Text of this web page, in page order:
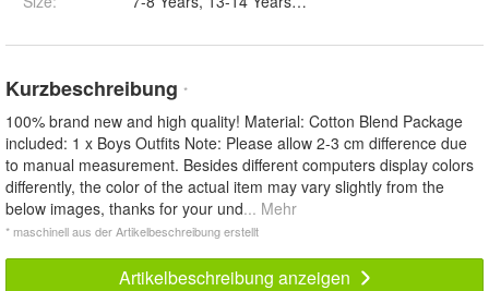
Kurzbeschreibung *
100% brand new and high quality! Material: Cotton Blend Package
included: 1 x Boys Outfits Note: Please allow 2-3 cm difference due
to manual measurement. Besides different computers display colors
differently, the color of the actual item may vary slightly from the
below images, thanks for your und... Mehr
* maschinell aus der Artikelbeschreibung erstellt
Artikelbeschreibung anzeigen